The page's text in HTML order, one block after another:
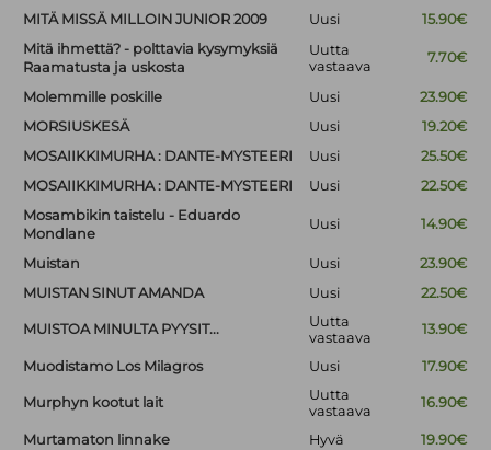
MITÄ MISSÄ MILLOIN JUNIOR 2009 Uusi
15.90€
Mitä ihmettä? - polttavia kysymyksiä
Raamatusta ja uskosta
Uutta
vastaava
7.70€
Molemmille poskille Uusi
23.90€
MORSIUSKESÄ
Uusi
19.20€
MOSAIIKKIMURHA : DANTE-MYSTEERI
Uusi
25.50€
MOSAIIKKIMURHA : DANTE-MYSTEERI
Uusi
22.50€
Mosambikin taistelu - Eduardo
Mondlane
Uusi 14.90€
Muistan Uusi
23.90€
MUISTAN SINUT AMANDA
Uusi 22.50€
MUISTOA MINULTA PYYSIT...
Uutta
vastaava
13.90€
Muodistamo Los Milagros Uusi 17.90€
Murphyn kootut lait
Uutta
vastaava
16.90€
Murtamaton linnake Hyvä 19.90€